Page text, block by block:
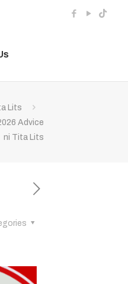
Lits
Advice
ni Tita Lits